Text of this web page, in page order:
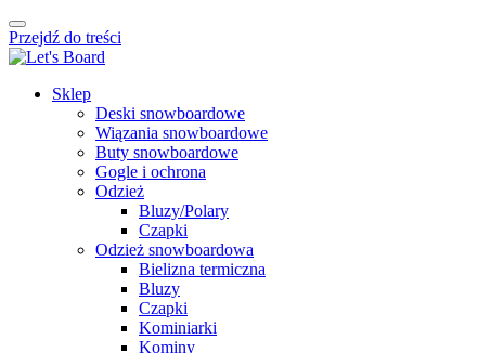
Przejdź do treści
Sklep
Deski snowboardowe
Wiązania snowboardowe
Buty snowboardowe
Gogle i ochrona
Odzież
Bluzy/Polary
Czapki
Odzież snowboardowa
Bielizna termiczna
Bluzy
Czapki
Kominiarki
Kominy